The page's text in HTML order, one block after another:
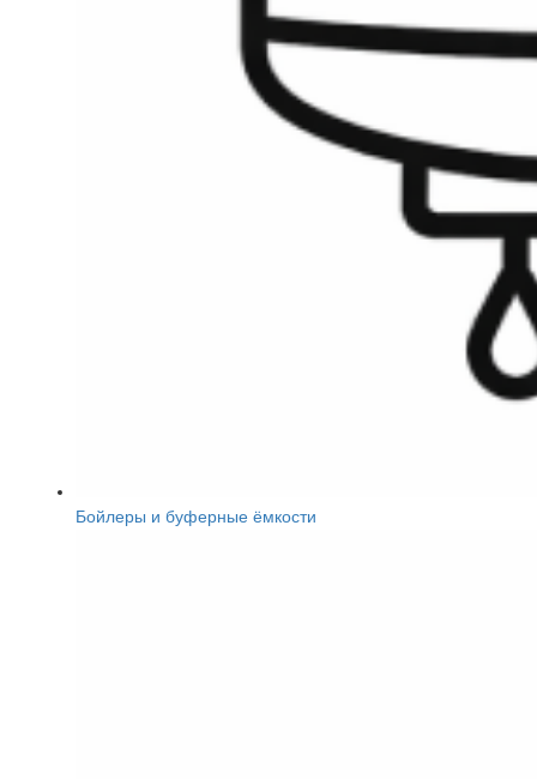
Бойлеры и буферные ёмкости